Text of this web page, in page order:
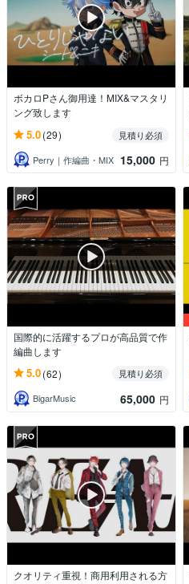
ボカロPさん御用達！MIX&マスタリ
ング致します
5.0(29)
見積り必須
Perry｜作編曲・MIX 15,000 円
国際的に活躍するプロが高品質で作
編曲します
5.0(62)
見積り必須
BigarMusic
65,000 円
クオリティ重視！商用利用される方